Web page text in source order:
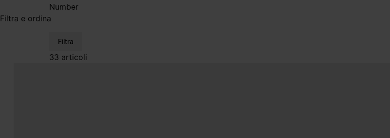
Number
Filtra e ordina
Filtra
33 articoli